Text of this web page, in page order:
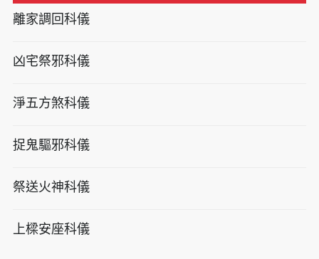
離家調回科儀
凶宅祭邪科儀
淨五方煞科儀
捉鬼驅邪科儀
祭送火神科儀
上樑安座科儀